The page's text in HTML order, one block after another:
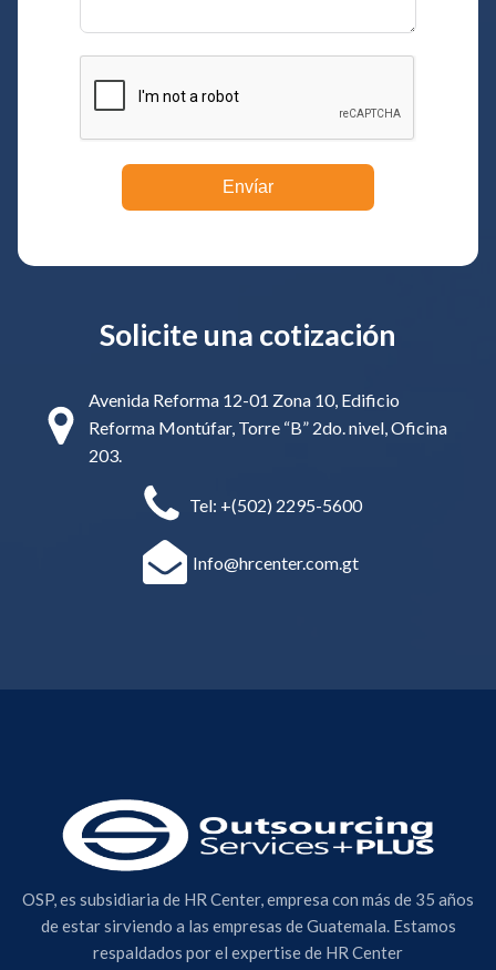
Envíar
Solicite una cotización
Avenida Reforma 12-01 Zona 10, Edificio
Reforma Montúfar, Torre “B” 2do. nivel, Oficina
203.
Tel: +(502) 2295-5600
Info@hrcenter.com.gt
OSP, es subsidiaria de HR Center, empresa con más de 35 años
de estar sirviendo a las empresas de Guatemala. Estamos
respaldados por el expertise de HR Center